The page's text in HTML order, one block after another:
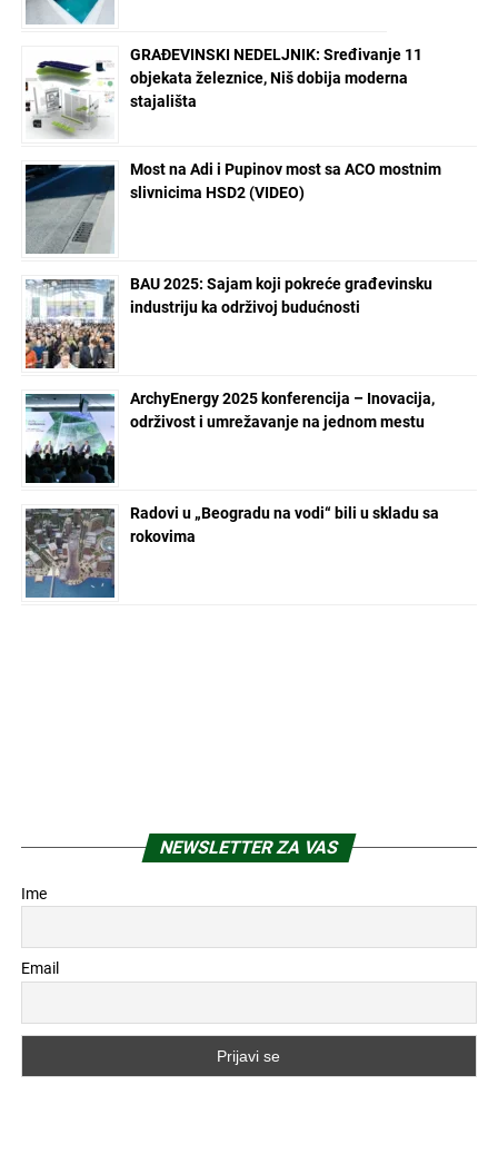
GRAĐEVINSKI NEDELJNIK: Sređivanje 11
objekata železnice, Niš dobija moderna
stajališta
Most na Adi i Pupinov most sa ACO mostnim
slivnicima HSD2 (VIDEO)
BAU 2025: Sajam koji pokreće građevinsku
industriju ka održivoj budućnosti
ArchyEnergy 2025 konferencija – Inovacija,
održivost i umrežavanje na jednom mestu
Radovi u „Beogradu na vodi“ bili u skladu sa
rokovima
NEWSLETTER ZA VAS
Ime
Email